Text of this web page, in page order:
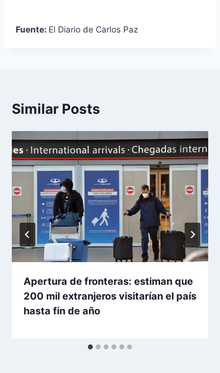
Fuente: El Diario de Carlos Paz
Similar Posts
Apertura de fronteras: estiman que
200 mil extranjeros visitarían el país
hasta fin de año